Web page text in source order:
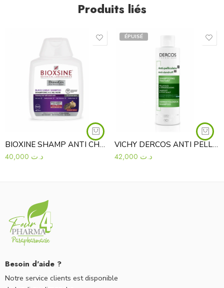
Produits liés
BIOXINE SHAMP ANTI CHUTE AIL NOIR FL300
د.ت
ÉPUISÉ
VICHY DERCOS ANTI PELLICULAIRE SHAMPOOING TRAITANT CHEVEUX NORMAUX A GRAS
د.ت
Besoin d'aide ?
Notre service clients est disponible